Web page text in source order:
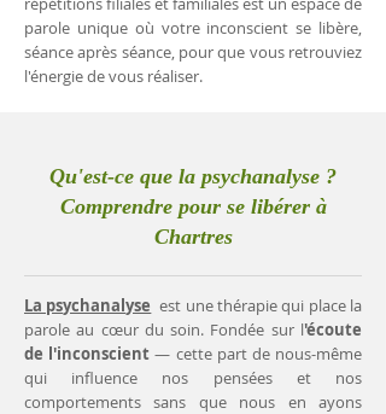
parole unique où votre inconscient se libère,
séance après séance, pour que vous retrouviez
l'énergie de vous réaliser.
Qu'est-ce que la psychanalyse ?
Comprendre pour se libérer à
Chartres
La psychanalyse est une thérapie qui place la
parole au cœur du soin. Fondée sur l'écoute
de l'inconscient— cette part de nous-même
qui influence nos pensées et nos
comportements sans que nous en ayons